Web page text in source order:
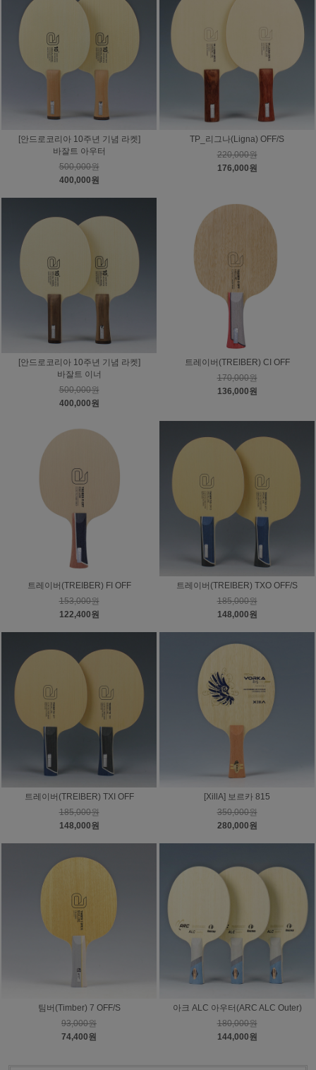
[안드로코리아 10주년 기념 라켓]
바잘트 아우터
500,000원
400,000원
TP_리그나(Ligna) OFF/S
220,000원
176,000원
[안드로코리아 10주년 기념 라켓]
바잘트 이너
500,000원
400,000원
트레이버(TREIBER) CI OFF
170,000원
136,000원
트레이버(TREIBER) FI OFF
153,000원
122,400원
트레이버(TREIBER) TXO OFF/S
185,000원
148,000원
트레이버(TREIBER) TXI OFF
185,000원
148,000원
[XillA] 보르카 815
350,000원
280,000원
팀버(Timber) 7 OFF/S
93,000원
74,400원
아크 ALC 아우터(ARC ALC Outer)
180,000원
144,000원